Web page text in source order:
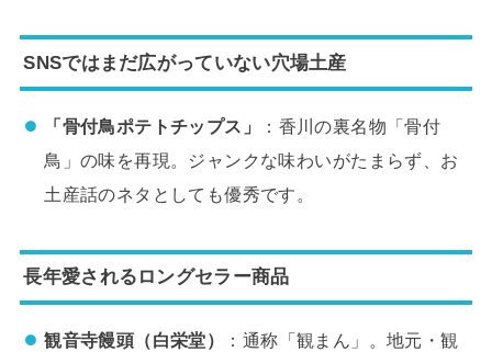
SNSではまだ広がっていない穴場土産
「骨付鳥ポテトチップス」
：香川の裏名物「骨付
鳥」の味を再現。ジャンクな味わいがたまらず、お
土産話のネタとしても優秀です。
長年愛されるロングセラー商品
観音寺饅頭（白栄堂）
：通称「観まん」。地元・観